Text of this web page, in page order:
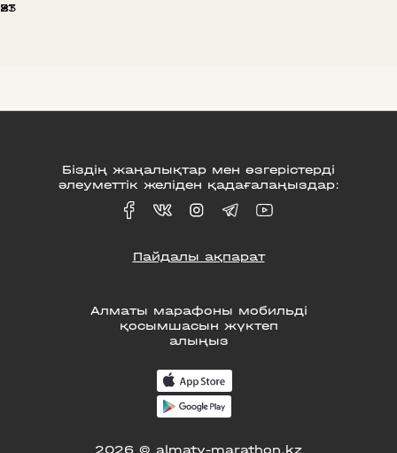
8
21
33
Алматы марафоны мобильді
қосымшасын жүктеп
алыңыз
2026 © almaty-marathon.kz
Біздің жаңалықтар мен өзгерістерді
әлеуметтік желіден қадағалаңыздар:
Пайдалы ақпарат